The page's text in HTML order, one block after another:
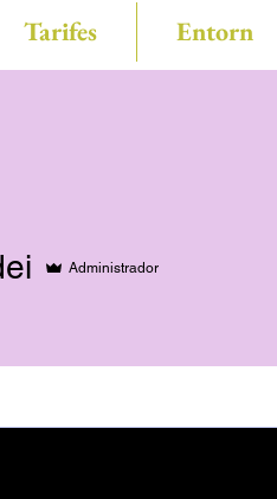
Tarifes Entorn
Administrador